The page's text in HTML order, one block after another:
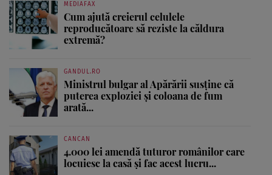
MEDIAFAX
Cum ajută creierul celulele
reproducătoare să reziste la căldura
extremă?
GANDUL.RO
Ministrul bulgar al Apărării susține că
puterea exploziei și coloana de fum
arată...
CANCAN
4.000 lei amendă tuturor românilor care
locuiesc la casă și fac acest lucru...